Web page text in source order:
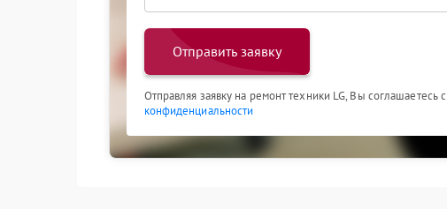
Отправить заявку
Отправляя заявку на ремонт техники LG, Вы соглашаетесь с
конфиденциальности